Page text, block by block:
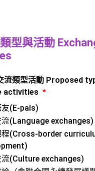
型與活動
流類型活動 Proposed
activities *
友(E-pals)
(Language exchanges)
程(Cross-border
(Culture exchanges)